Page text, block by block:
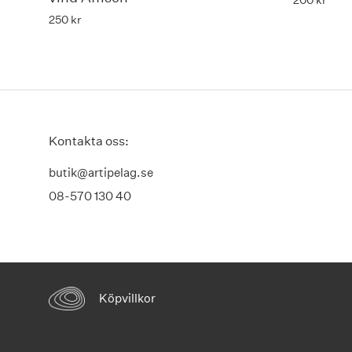
250 kr
Kontakta oss:
butik@artipelag.se
08-570 130 40
Köpvillkor